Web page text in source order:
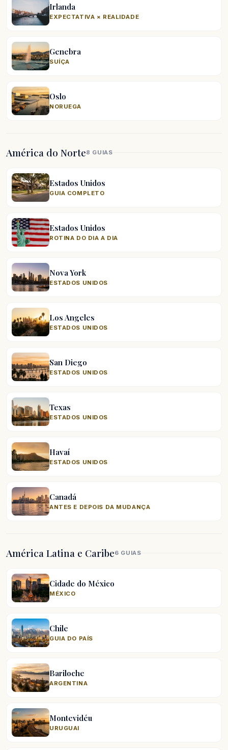
Irlanda
EXPECTATIVA × REALIDADE
Genebra
SUÍÇA
Oslo
NORUEGA
América do Norte8 GUIAS
Estados Unidos
GUIA COMPLETO
Estados Unidos
ROTINA DO DIA A DIA
Nova York
ESTADOS UNIDOS
Los Angeles
ESTADOS UNIDOS
San Diego
ESTADOS UNIDOS
Texas
ESTADOS UNIDOS
Havaí
ESTADOS UNIDOS
Canadá
ANTES E DEPOIS DA MUDANÇA
América Latina e Caribe6 GUIAS
Cidade do México
MÉXICO
Chile
GUIA DO PAÍS
Bariloche
ARGENTINA
Montevidéu
URUGUAI